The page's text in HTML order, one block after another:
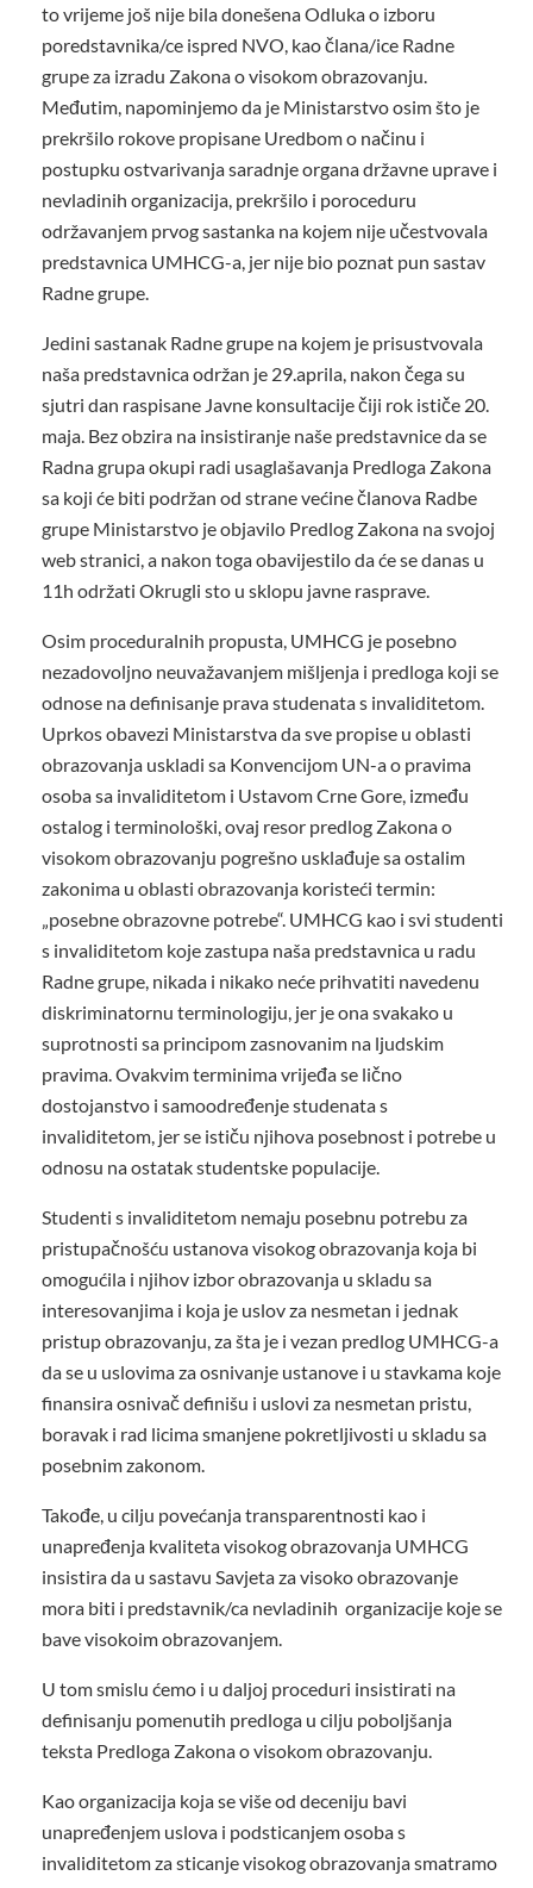
to vrijeme još nije bila donešena Odluka o izboru
poredstavnika/ce ispred NVO, kao člana/ice Radne
grupe za izradu Zakona o visokom obrazovanju.
Međutim, napominjemo da je Ministarstvo osim što je
prekršilo rokove propisane Uredbom o načinu i
postupku ostvarivanja saradnje organa državne uprave i
nevladinih organizacija, prekršilo i poroceduru
održavanjem prvog sastanka na kojem nije učestvovala
predstavnica UMHCG-a, jer nije bio poznat pun sastav
Radne grupe.
Jedini sastanak Radne grupe na kojem je prisustvovala
naša predstavnica održan je 29.aprila, nakon čega su
sjutri dan raspisane Javne konsultacije čiji rok ističe 20.
maja. Bez obzira na insistiranje naše predstavnice da se
Radna grupa okupi radi usaglašavanja Predloga Zakona
sa koji će biti podržan od strane većine članova Radbe
grupe Ministarstvo je objavilo Predlog Zakona na svojoj
web stranici, a nakon toga obavijestilo da će se danas u
11h održati Okrugli sto u sklopu javne rasprave.
Osim proceduralnih propusta, UMHCG je posebno
nezadovoljno neuvažavanjem mišljenja i predloga koji se
odnose na definisanje prava studenata s invaliditetom.
Uprkos obavezi Ministarstva da sve propise u oblasti
obrazovanja uskladi sa Konvencijom UN-a o pravima
osoba sa invaliditetom i Ustavom Crne Gore, između
ostalog i terminološki, ovaj resor predlog Zakona o
visokom obrazovanju pogrešno usklađuje sa ostalim
zakonima u oblasti obrazovanja koristeći termin:
„posebne obrazovne potrebe“. UMHCG kao i svi studenti
s invaliditetom koje zastupa naša predstavnica u radu
Radne grupe, nikada i nikako neće prihvatiti navedenu
diskriminatornu terminologiju, jer je ona svakako u
suprotnosti sa principom zasnovanim na ljudskim
pravima. Ovakvim terminima vrijeđa se lično
dostojanstvo i samoodređenje studenata s
invaliditetom, jer se ističu njihova posebnost i potrebe u
odnosu na ostatak studentske populacije.
Studenti s invaliditetom nemaju posebnu potrebu za
pristupačnošću ustanova visokog obrazovanja koja bi
omogućila i njihov izbor obrazovanja u skladu sa
interesovanjima i koja je uslov za nesmetan i jednak
pristup obrazovanju, za šta je i vezan predlog UMHCG-a
da se u uslovima za osnivanje ustanove i u stavkama koje
finansira osnivač definišu i uslovi za nesmetan pristu,
boravak i rad licima smanjene pokretljivosti u skladu sa
posebnim zakonom.
Takođe, u cilju povećanja transparentnosti kao i
unapređenja kvaliteta visokog obrazovanja UMHCG
insistira da u sastavu Savjeta za visoko obrazovanje
mora biti i predstavnik/ca nevladinih organizacije koje se
bave visokoim obrazovanjem.
U tom smislu ćemo i u daljoj proceduri insistirati na
definisanju pomenutih predloga u cilju poboljšanja
teksta Predloga Zakona o visokom obrazovanju.
Kao organizacija koja se više od deceniju bavi
unapređenjem uslova i podsticanjem osoba s
invaliditetom za sticanje visokog obrazovanja smatramo